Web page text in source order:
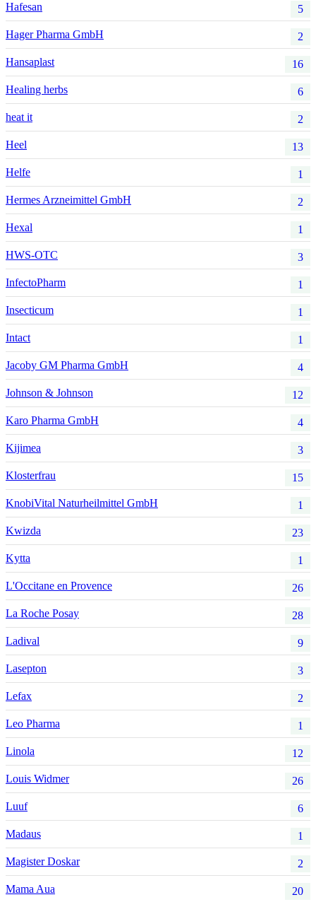
Hafesan 5
Hager Pharma GmbH 2
Hansaplast 16
Healing herbs 6
heat it 2
Heel 13
Helfe 1
Hermes Arzneimittel GmbH 2
Hexal 1
HWS-OTC 3
InfectoPharm 1
Insecticum 1
Intact 1
Jacoby GM Pharma GmbH 4
Johnson & Johnson 12
Karo Pharma GmbH 4
Kijimea 3
Klosterfrau 15
KnobiVital Naturheilmittel GmbH 1
Kwizda 23
Kytta 1
L'Occitane en Provence 26
La Roche Posay 28
Ladival 9
Lasepton 3
Lefax 2
Leo Pharma 1
Linola 12
Louis Widmer 26
Luuf 6
Madaus 1
Magister Doskar 2
Mama Aua 20